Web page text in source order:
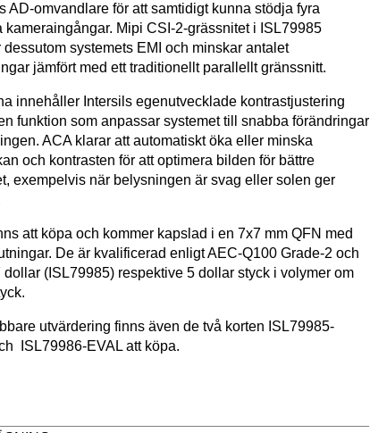
AD-omvandlare för att samtidigt kunna stödja fyra
kameraingångar. Mipi CSI-2-grässnitet i ISL79985
dessutom systemets EMI och minskar antalet
jämfört med ett traditionellt parallellt gränssnitt.
innehåller Intersils egenutvecklade kontrastjustering
funktion som anpassar systemet till snabba förändringar
ACA klarar att automatiskt öka eller minska
och kontrasten för att optimera bilden för bättre
exempelvis när belysningen är svag eller solen ger
att köpa och kommer kapslad i en 7x7 mm QFN med
De är kvalificerad enligt AEC-Q100 Grade-2 och
dollar (ISL79985) respektive 5 dollar styck i volymer om
utvärdering finns även de två korten ISL79985-
ISL79986-EVAL att köpa.